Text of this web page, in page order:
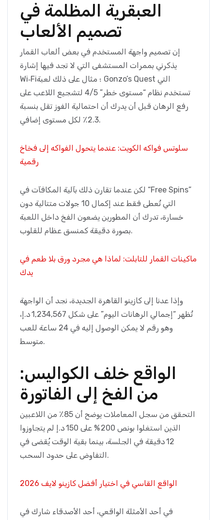
العبقرية المظلمة في
تصميم الألعاب
إن تصميم واجهة المستخدم في بعض ألعاب القمار
يذكرني بممرات المستشفى التي لا تجد فيها إشارة
Wi‑Fi؛ مثال على ذلك لعبة Gonzo’s Quest التي
تستخدم نظام “مستوى خطر” 4/5 لتشجيع اللاعب على
رفع الرهان قبل أن يدرك أن احتمالية الفوز تقل بنسبة
2.3٪ لكل مستوى إضافي.
سلوتس فواكه الكويت: عندما يتحول الفواكه إلى فخاخ
رقمية
لكن عندما تقارن ذلك بآلية المكافآت في “Free Spins”
التي تُعطى فقط عند إكمال 10 جولات متتالية دون
خسارة، تدرك أن المطورين يضعون الفخ داخل اللعبة
بصورة دقيقة كمنسق عظام للقلوب.
ماكينات القمار للتابلت: لماذا هي مجرد ورق بلا طعم في
يدك
وإذا عدنا إلى كازينو القاهرة الجديدة، نجد أن الواجهة
تُظهر “إجمالي الرهانات اليوم” على شكل 1,234,567 د.إ،
وهو رقم لا يمكن الوصول إليه في 24 ساعة للعب
متوسط.
الواقع خلف الكواليس:
من الفخ إلى الفاتورة
التحقق من سجل المعاملات يوضح أن 85٪ من اللاعبين
الذين استغلوا بونص 200 % على 150 د.إ لم يتجاوزوا
12 دقيقة في الجلسة، بينما بقية الوقت يُقضى في
التفاوض على حدود السحب.
الواقع القاسي في اختيار أفضل كازينو لايف 2026
في أحد الأمثلة الواقعي، أحد الأصدقاء شارك في